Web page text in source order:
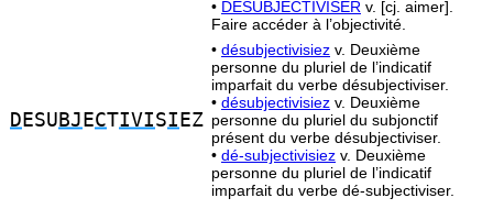
• DÉSUBJECTIVISER v. [cj. aimer].
Faire accéder à l’objectivité.
D ESU BJ ECTIVISI EZ
• désubjectivisiez v. Deuxième
personne du pluriel de l’indicatif
imparfait du verbe désubjectiviser.
• désubjectivisiez v. Deuxième
personne du pluriel du subjonctif
présent du verbe désubjectiviser.
• dé-subjectivisiez v. Deuxième
personne du pluriel de l’indicatif
imparfait du verbe dé-subjectiviser.